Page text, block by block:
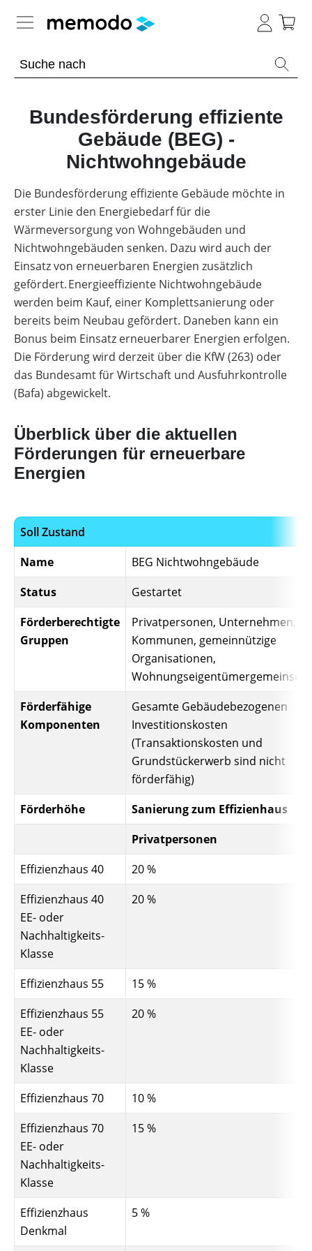
Academy
Übersicht
Webinare
mit
Webinare
Herstellern
Archiv
Übersicht
Spezial
Wissen
Webinare
mit
Webinare
Herstellern
E-
Learning
Übersicht
Photovoltaik-Wissen
PV-
Anlagen
Module
Wechselrichter
Unterkonstruktionen
Werkzeuge
Produkt-
Vergleiche
Freigabelisten
Förderübersicht
Alle
Werkzeuge
Sonstiges
PV
Unabhängigkeitsrechner
Sektorenkopplung
Übersicht
Themenbereiche
Gewerbespeicher
Werkzeuge
Gewerbespeicher-
Gewerbewechselrichter-
Förderungen
Photovoltaik
Alle
Werkzeuge
entdecken
Wärme-Wissen
Übersicht
Themenbereiche
Heizungs-
Brauchwasser-
Heizstäbe
Infrarotheizsysteme
Werkzeuge
Übersicht
Produkt-
Kataloge
Vergleiche
&
Förderübersicht
Alle
Werkzeuge
entdecken
Wärmepumpen
Übersicht
Wärmepumpen
Komplettservice
PV-
Anlage
mit
Wärmepumpe
planen
die
Wärmepumpen
Wahl
Lohnt
sich
eine
Luft-
Wasser-
Wärmepumpe
Wärmepumpe
Wirtschaftlichkeit
berechnen
E-Mobility
Übersicht
Themenbereiche
Wallbox
Ladestationen
Übersicht
Produkt-
Kataloge
/
Vergleich
E-
Alle
Werkzeuge
entdecken
News
Podcast
Werkzeuge
Übersicht
deinen
Installateursalltag
Übersicht
Förderungen
Vergleiche
&
Erfassungsbögen
Wallbox-
Leitfaden
Marktstammdatenregister
Deutschland
Bundesförderung effiziente
Gebäude (BEG) -
Nichtwohngebäude
Die Bundesförderung effiziente Gebäude möchte in
erster Linie den Energiebedarf für die
Wärmeversorgung von Wohngebäuden und
Nichtwohngebäuden senken. Dazu wird auch der
Einsatz von erneuerbaren Energien zusätzlich
gefördert. Energieeffiziente Nichtwohngebäude
werden beim Kauf, einer Komplettsanierung oder
bereits beim Neubau gefördert. Daneben kann ein
Bonus beim Einsatz erneuerbarer Energien erfolgen.
Die Förderung wird derzeit über die KfW (263) oder
das Bundesamt für Wirtschaft und Ausfuhrkontrolle
(Bafa) abgewickelt.
Überblick über die aktuellen
Förderungen für erneuerbare
Energien
Soll Zustand
Name
BEG Nichtwohngebäude
Status
Gestartet
Förderberechtigte
Gruppen
Privatpersonen, Unternehmen,
Kommunen, gemeinnützige
Organisationen,
Förderfähige
Komponenten
Gesamte Gebäudebezogenen
Investitionskosten
(Transaktionskosten und
Grundstückerwerb sind nicht
förderfähig)
Förderhöhe
Sanierung zum Effizienhaus
Privatpersonen
Effizienzhaus 40
20 %
Effizienzhaus 40
EE- oder
Nachhaltigkeits-
Klasse
20 %
Effizienzhaus 55
15 %
Effizienzhaus 55
EE- oder
Nachhaltigkeits-
Klasse
20 %
Effizienzhaus 70
10 %
Effizienzhaus 70
EE- oder
Nachhaltigkeits-
Klasse
15 %
Effizienzhaus
Denkmal
5 %